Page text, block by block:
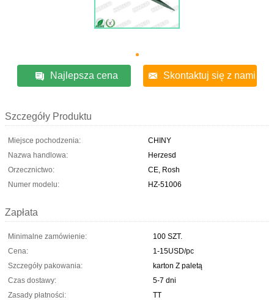
Najlepsza cena Skontaktuj się z nami
Szczegóły Produktu
Miejsce pochodzenia:
CHINY
Nazwa handlowa:
Herzesd
Orzecznictwo:
CE, Rosh
Numer modelu:
HZ-51006
Zapłata
Minimalne zamówienie:
100 SZT.
Cena:
1-15USD/pc
Szczegóły pakowania:
karton Z paletą
Czas dostawy:
5-7 dni
Zasady płatności:
TT